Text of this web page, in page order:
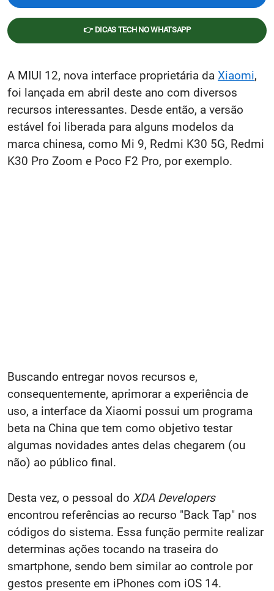
👉 DICAS TECH NO WHATSAPP
A MIUI 12, nova interface proprietária da Xiaomi,
foi lançada em abril deste ano com diversos
recursos interessantes. Desde então, a versão
estável foi liberada para alguns modelos da
marca chinesa, como Mi 9, Redmi K30 5G, Redmi
K30 Pro Zoom e Poco F2 Pro, por exemplo.
Buscando entregar novos recursos e,
consequentemente, aprimorar a experiência de
uso, a interface da Xiaomi possui um programa
beta na China que tem como objetivo testar
algumas novidades antes delas chegarem (ou
não) ao público final.
Desta vez, o pessoal do XDA Developers
encontrou referências ao recurso "Back Tap" nos
códigos do sistema. Essa função permite realizar
determinas ações tocando na traseira do
smartphone, sendo bem similar ao controle por
gestos presente em iPhones com iOS 14.